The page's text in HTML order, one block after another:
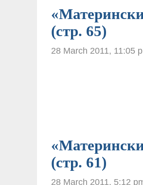
(стр. 65)
28 March 2011, 11:05
(стр. 61)
28 March 2011, 5:12